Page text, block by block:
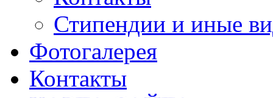
Стипендии и иные
Фотогалерея
Контакты